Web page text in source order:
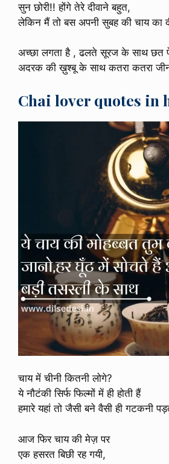
सुन छोरी!! होंगे तेरे दीवाने बहुत,
लेकिन मैं तो बस अपनी सुबह की चाय का
अच्छा लगता है , ढलते सूरज के साथ छत पे
अदरक की ख़ुश्बू के साथ कतरा कतरा
Chai lover quotes in
चाय में चीनी कितनी लोगे?
ये नौटंकी सिर्फ फिल्मों में ही होती हैं
हमारे यहां तो जैसी बने वैसी ही गटकनी
आज फिर चाय की मेज़ पर
एक हसरत बिछी रह गयी,